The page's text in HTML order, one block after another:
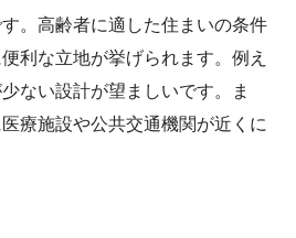
。高齢者に適した住まいの条件
利な立地が挙げられます。例え
ない設計が望ましいです。ま
療施設や公共交通機関が近くに